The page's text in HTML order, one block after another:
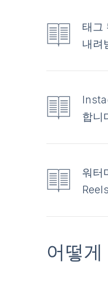
태그
내려
합니
워터
어떻